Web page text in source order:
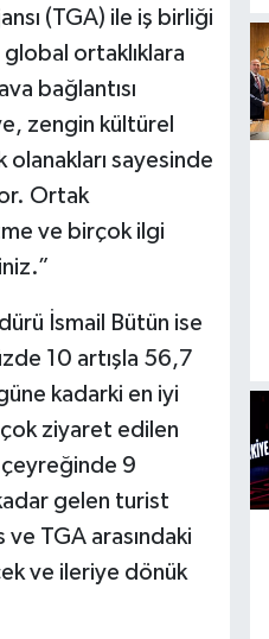
(TGA) ile iş birliği
ortaklıklara
bağlantısı
zengin kültürel
sayesinde
Ortak
ve birçok ilgi
İsmail Bütün ise
10 artışla 56,7
kadarki en iyi
çok ziyaret edilen
9
gelen turist
ve TGA arasındaki
ve ileriye dönük